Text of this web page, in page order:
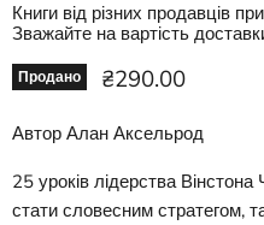
Книги від різних продавців
Зважайте на вартість
Продано Ціна зараз
₴290.00
Автор Алан Аксельрод
25 уроків лідерства
стати словесним стратегом,